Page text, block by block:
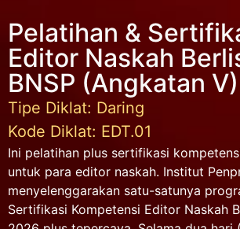
Pelatihan &
Editor Naskah
BNSP (Angkatan V)
Tipe Diklat: Daring
Kode Diklat: EDT.01
Ini pelatihan plus sertifikasi
untuk para editor naskah. Institut
menyelenggarakan satu-satunya
Sertifikasi Kompetensi Editor Naskah